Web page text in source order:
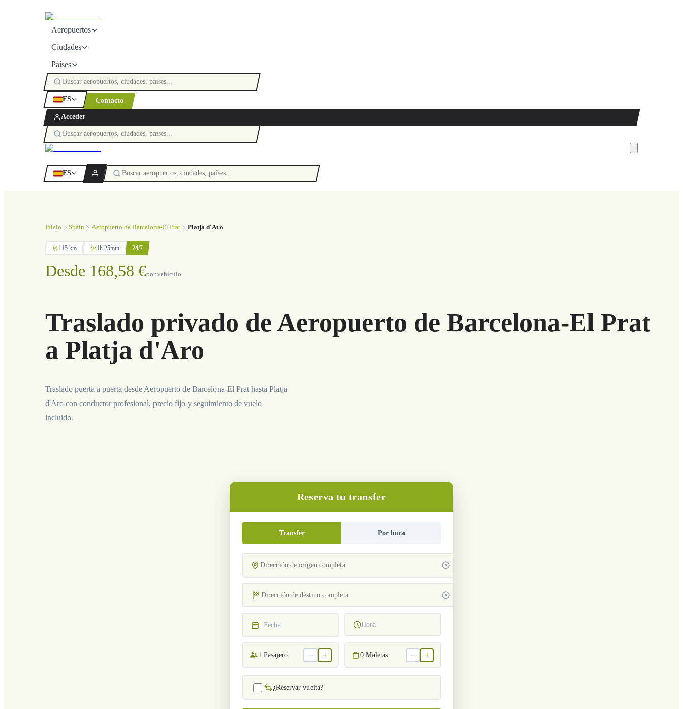
Aeropuertos
Ciudades
Países
ES Contacto
Acceder
ES
Inicio Spain Aeropuerto de Barcelona-El Prat Platja d'Aro
115 km 1h 25min 24/7
Desde 168,58 €por vehículo
Traslado privado de Aeropuerto de Barcelona-El Prat
a Platja d'Aro
Traslado puerta a puerta desde Aeropuerto de Barcelona-El Prat hasta Platja
d'Aro con conductor profesional, precio fijo y seguimiento de vuelo
incluido.
Reserva tu transfer
Transfer Por hora
Fecha Hora
1 Pasajero − + 0 Maletas − +
¿Reservar vuelta?